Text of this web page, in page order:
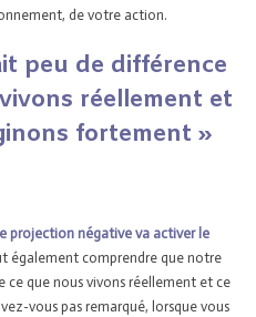
de votre action.
peu de différence
réellement et
fortement »
projection négative va activer le
également comprendre que notre
que nous vivons réellement et ce
vous pas remarqué, lorsque vous